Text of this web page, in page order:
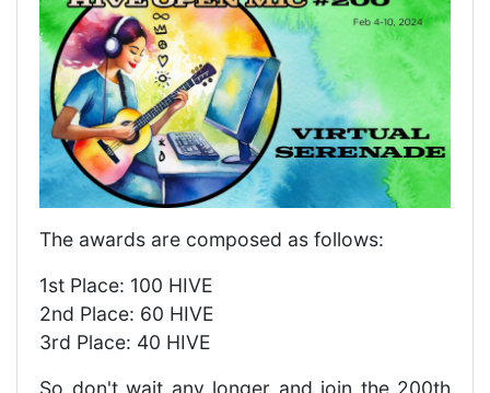
The awards are composed as follows:
1st Place: 100 HIVE
2nd Place: 60 HIVE
3rd Place: 40 HIVE
So don't wait any longer and join the 200th